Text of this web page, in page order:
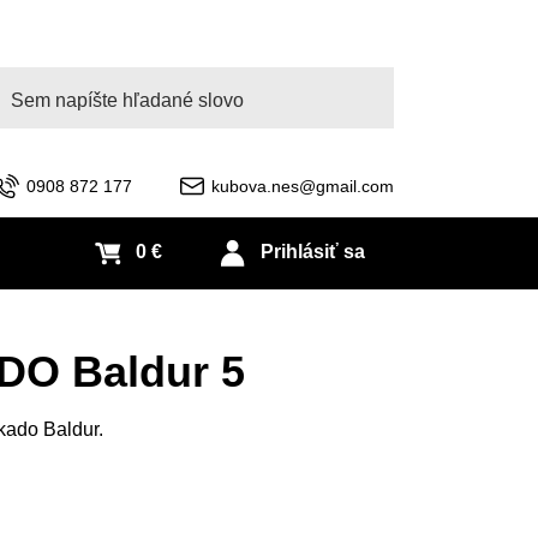
0908 872 177 kubova.nes@gmail.com
Prihlásiť sa
0 €
Baldur 5
Baldur.